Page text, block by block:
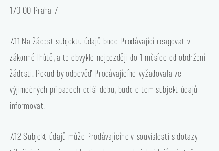
170 00 Praha 7
7.11 Na žádost subjektu údajů bude Prodávající reagovat v
zákonné lhůtě, a to obvykle nejpozději do 1 měsíce od obdržení
žádosti. Pokud by odpověď Prodávajícího vyžadovala ve
výjimečných případech delší dobu, bude o tom subjekt údajů
informovat.
7.12 Subjekt údajů může Prodávajícího v souvislosti s dotazy